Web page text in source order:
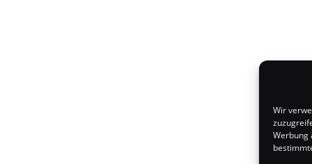
Wir
Werbung